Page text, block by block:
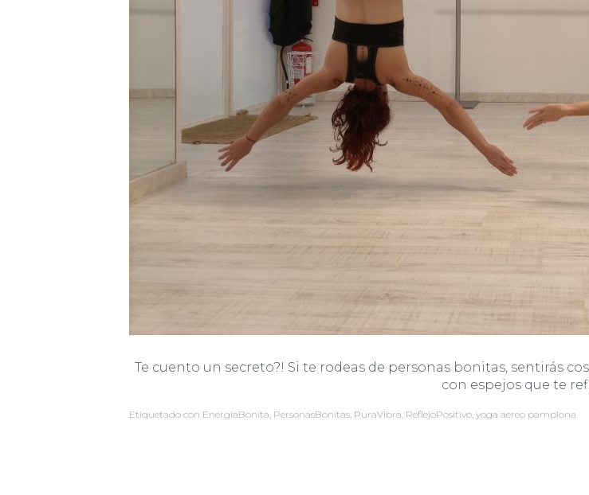
Te cuento un secreto?! Si te rodeas de personas bonitas, sentirás
con espejos que te
Etiquetado con EnergíaBonita, PersonasBonitas, PuraVibra, ReflejoPositivo, yoga aereo pamplona